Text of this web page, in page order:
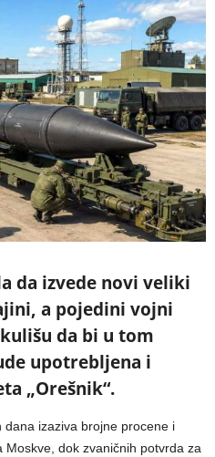
da izvede novi veliki
a pojedini vojni
da bi u tom
upotrebljena i
„Orešnik“.
izaziva brojne procene i
dok zvaničnih potvrda za